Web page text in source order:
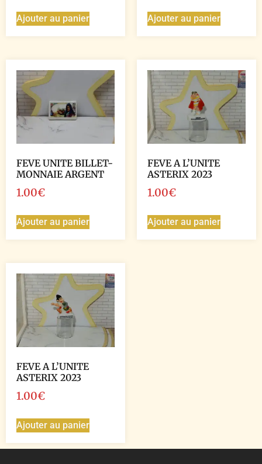
Ajouter au panier Ajouter au panier
FEVE UNITE BILLET-
MONNAIE ARGENT
1.00€
Ajouter au panier
FEVE A L’UNITE
ASTERIX 2023
1.00€
Ajouter au panier
FEVE A L’UNITE
ASTERIX 2023
1.00€
Ajouter au panier